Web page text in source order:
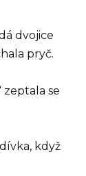
dvojice
pryč.
zeptala se
když